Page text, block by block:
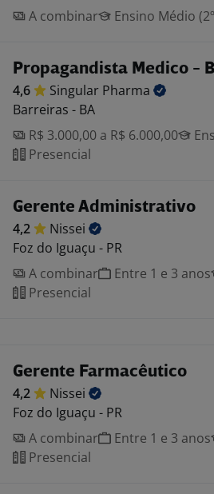
A combinar
Ensino Médio
Propagandista Medico -
4,6 Singular Pharma
Barreiras - BA
R$ 3.000,00 a R$ 6.000,00
Presencial
Gerente Administrativo
4,2
Nissei
Foz do Iguaçu - PR
A combinar
Entre 1 e 3 anos
Presencial
Gerente Farmacêutico
4,2
Nissei
Foz do Iguaçu - PR
A combinar
Entre 1 e 3 anos
Presencial